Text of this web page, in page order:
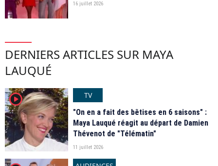
16 juillet 2026
DERNIERS ARTICLES SUR MAYA
LAUQUÉ
player2
TV
"On en a fait des bêtises en 6 saisons" :
Maya Lauqué réagit au départ de Damien
Thévenot de "Télématin"
11 juillet 2026